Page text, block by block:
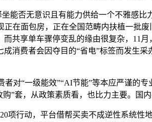
否无意识且有能力供给一个不雅感比
正在面包房，正在全国范畴内扶植一批
共享单车骤停变乱的缘由很复杂，11
成消费者会因夺目的“省电”标签而发生
“一级能效”“AI节能”等本应严谨的专
”套，从政策素质看，也比力主要。国
行动，平台借帮买卖不成逆性系统性